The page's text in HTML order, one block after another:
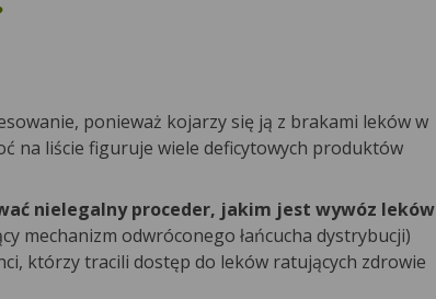
ponieważ kojarzy się ją z brakami leków w
na liście figuruje wiele deficytowych produktów
nielegalny proceder, jakim jest wywóz leków
mechanizm odwróconego łańcucha dystrybucji)
którzy tracili dostęp do leków ratujących zdrowie